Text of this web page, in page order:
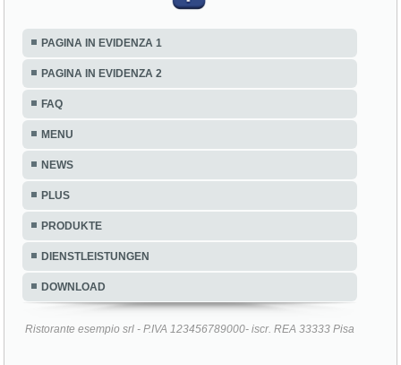
PAGINA IN EVIDENZA 1
PAGINA IN EVIDENZA 2
FAQ
MENU
NEWS
PLUS
PRODUKTE
DIENSTLEISTUNGEN
DOWNLOAD
Ristorante esempio srl - P.IVA 123456789000- iscr. REA 33333 Pisa